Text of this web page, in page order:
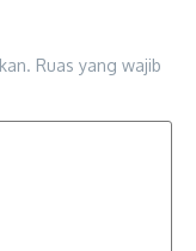
Ruas yang wajib